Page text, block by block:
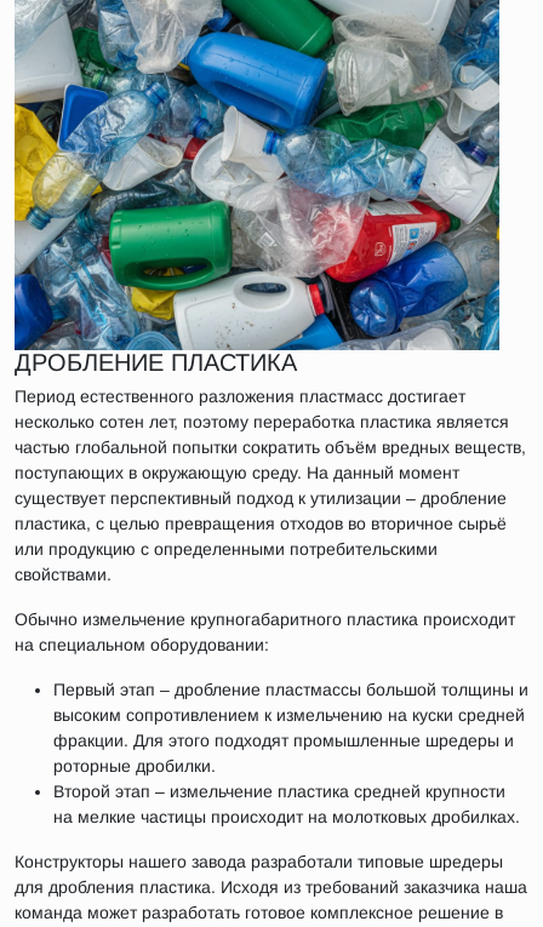
ДРОБЛЕНИЕ ПЛАСТИКА
Период естественного разложения пластмасс достигает
несколько сотен лет, поэтому переработка пластика является
частью глобальной попытки сократить объём вредных веществ,
поступающих в окружающую среду. На данный момент
существует перспективный подход к утилизации – дробление
пластика, с целью превращения отходов во вторичное сырьё
или продукцию с определенными потребительскими
свойствами.
Обычно измельчение крупногабаритного пластика происходит
на специальном оборудовании:
Первый этап – дробление пластмассы большой толщины и
высоким сопротивлением к измельчению на куски средней
фракции. Для этого подходят промышленные шредеры и
роторные дробилки.
Второй этап – измельчение пластика средней крупности
на мелкие частицы происходит на молотковых дробилках.
Конструкторы нашего завода разработали типовые шредеры
для дробления пластика. Исходя из требований заказчика наша
команда может разработать готовое комплексное решение в